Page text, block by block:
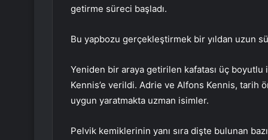
getirme süreci başladı.
Bu yapbozu gerçekleştirmek bir yıldan uzun
Yeniden bir araya getirilen kafatası üç
Kennis’e verildi. Adrie ve Alfons Kennis, tarih
uygun yaratmakta uzman isimler.
Pelvik kemiklerinin yanı sıra dişte bulunan